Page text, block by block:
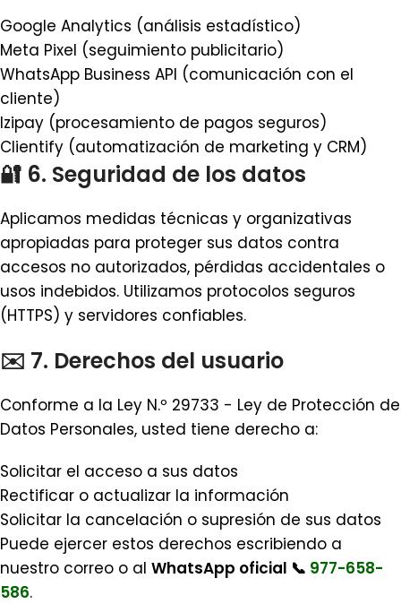
Google Analytics (análisis estadístico)
Meta Pixel (seguimiento publicitario)
WhatsApp Business API (comunicación con el
cliente)
Izipay (procesamiento de pagos seguros)
Clientify (automatización de marketing y CRM)
🔐 6. Seguridad de los datos
Aplicamos medidas técnicas y organizativas
apropiadas para proteger sus datos contra
accesos no autorizados, pérdidas accidentales o
usos indebidos. Utilizamos protocolos seguros
(HTTPS) y servidores confiables.
✉️ 7. Derechos del usuario
Conforme a la Ley N.º 29733 - Ley de Protección de
Datos Personales, usted tiene derecho a:
Solicitar el acceso a sus datos
Rectificar o actualizar la información
Solicitar la cancelación o supresión de sus datos
Puede ejercer estos derechos escribiendo a
nuestro correo o al WhatsApp oficial 📞 977-658-
586.